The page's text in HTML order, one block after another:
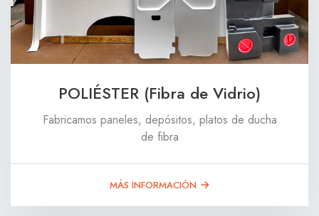
POLIÉSTER (Fibra de Vidrio)
Fabricamos paneles, depósitos, platos de ducha
de fibra
MÁS INFORMACIÓN